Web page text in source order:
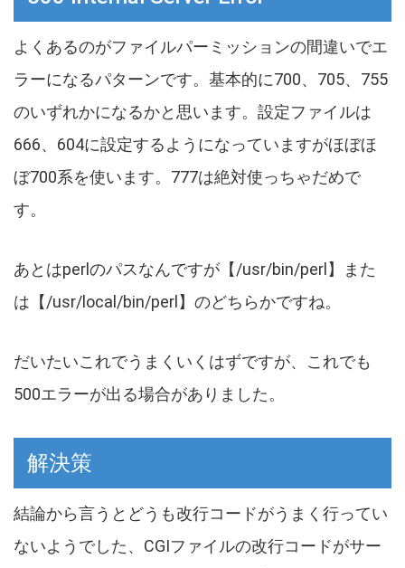
よくあるのがファイルパーミッションの間違いでエ
ラーになるパターンです。基本的に700、705、755
のいずれかになるかと思います。設定ファイルは
666、604に設定するようになっていますがほぼほ
ぼ700系を使います。777は絶対使っちゃだめで
す。
あとはperlのパスなんですが【/usr/bin/perl】また
は【/usr/local/bin/perl】のどちらかですね。
だいたいこれでうまくいくはずですが、これでも
500エラーが出る場合がありました。
解決策
結論から言うとどうも改行コードがうまく行ってい
ないようでした、CGIファイルの改行コードがサー